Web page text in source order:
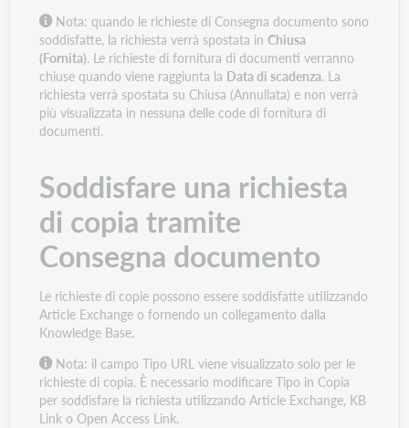
Nota: quando le richieste di Consegna documento sono
soddisfatte, la richiesta verrà spostata inChiusa
(Fornita). Le richieste di fornitura di documenti verranno
chiuse quando viene raggiunta la Data di scadenza. La
richiesta verrà spostata su Chiusa (Annullata) e non verrà
più visualizzata in nessuna delle code di fornitura di
documenti.
Soddisfare una richiesta
di copia tramite
Consegna documento
Le richieste di copie possono essere soddisfatte utilizzando
Article Exchange o fornendo un collegamento dalla
Knowledge Base.
Nota: il campo Tipo URL viene visualizzato solo per le
richieste di copia. È necessario modificare Tipo in Copia
per soddisfare la richiesta utilizzando Article Exchange, KB
Link o Open Access Link.